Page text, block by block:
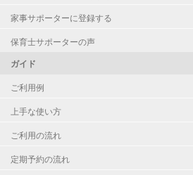
家事サポーターに登録する
保育士サポーターの声
ガイド
ご利用例
上手な使い方
ご利用の流れ
定期予約の流れ